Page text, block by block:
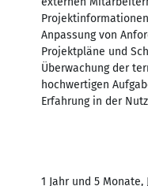
Anpassung von
Projektpläne und
Überwachung der
hochwertigen
Erfahrung in der
1 Jahr und 5 Monate,